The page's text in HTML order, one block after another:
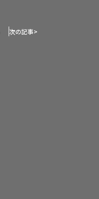
次の記事>